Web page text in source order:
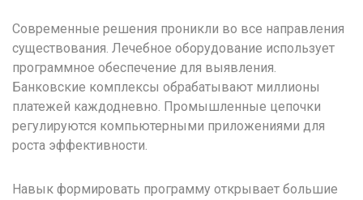
Современные решения проникли во все направления
существования. Лечебное оборудование использует
программное обеспечение для выявления.
Банковские комплексы обрабатывают миллионы
платежей каждодневно. Промышленные цепочки
регулируются компьютерными приложениями для
роста эффективности.
Навык формировать программу открывает большие